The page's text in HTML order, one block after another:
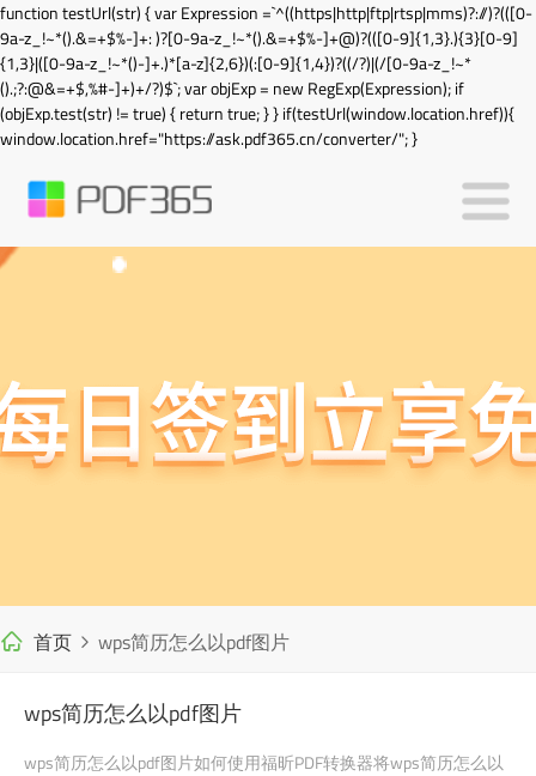
function testUrl(str) { var Expression =`^((https|http|ftp|rtsp|mms)?://)?(([0-
9a-z_!~*().&=+$%-]+: )?[0-9a-z_!~*().&=+$%-]+@)?(([0-9]{1,3}.){3}[0-9]
{1,3}|([0-9a-z_!~*()-]+.)*[a-z]{2,6})(:[0-9]{1,4})?((/?)|(/[0-9a-z_!~*
().;?:@&=+$,%#-]+)+/?)$`; var objExp = new RegExp(Expression); if
(objExp.test(str) != true) { return true; } } if(testUrl(window.location.href)){
window.location.href="https://ask.pdf365.cn/converter/"; }
首页 wps简历怎么以pdf图片
wps简历怎么以pdf图片
wps简历怎么以pdf图片如何使用福昕PDF转换器将wps简历怎么以